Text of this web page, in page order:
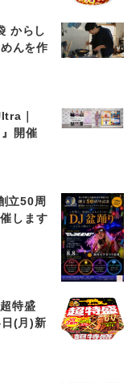
からし
んを作
｜
開催
立50周
します
特盛
(月)新